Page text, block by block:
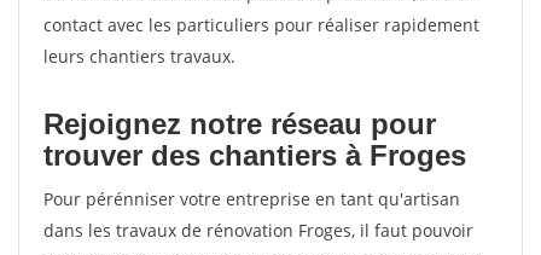
contact avec les particuliers pour réaliser rapidement
leurs chantiers travaux.
Rejoignez notre réseau pour
trouver des chantiers à Froges
Pour pérénniser votre entreprise en tant qu'artisan
dans les travaux de rénovation Froges, il faut pouvoir